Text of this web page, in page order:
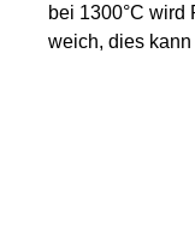
bei 1300°C wird
weich, dies